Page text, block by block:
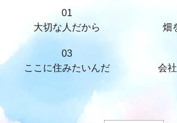
01
大切な人だから
畑
03
ここに住みたいんだ
会